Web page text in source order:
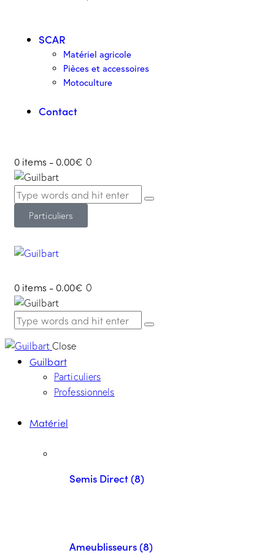
SCAR
Matériel agricole
Pièces et accessoires
Motoculture
Contact
0 items - 0.00€ 0
Particuliers
0 items - 0.00€ 0
Close
Guilbart
Particuliers
Professionnels
Matériel
Semis Direct (8)
Ameublisseurs (8)